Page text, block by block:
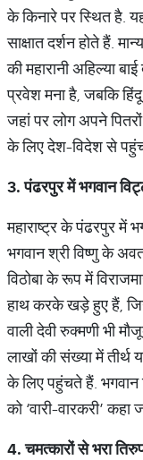
के किनारे पर स्थित है.
साक्षात दर्शन होते हैं.
की महारानी अहिल्या
प्रवेश मना है, जबकि
जहां पर लोग अपने
के लिए देश-विदेश से
3. पंढरपुर में भगवान
महाराष्ट्र के पंढरपुर में
भगवान श्री विष्णु के
विठोबा के रूप में
हाथ करके खड़े हुए हैं,
वाली देवी रुक्मणी भी
लाखों की संख्या में तीर्थ
के लिए पहुंचते हैं. भगवान
को ‘वारी-वारकरी’ कहा
4. चमत्कारों से भरा